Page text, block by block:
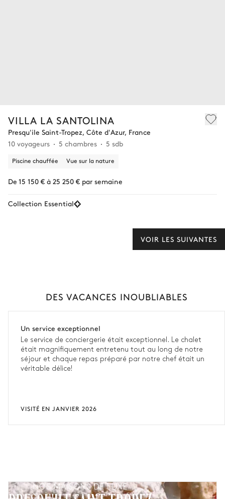
VILLA LA SANTOLINA
Presqu'ile Saint-Tropez, Côte d'Azur, France
10 voyageurs
5 chambres 5 sdb
Piscine chauffée Vue sur la nature
De 15 150 € à 25 250 € par semaine
Collection Essential
VOIR LES SUIVANTES
DES VACANCES INOUBLIABLES
Un service exceptionnel
Le service de conciergerie était exceptionnel. Le chalet
était magnifiquement entretenu tout au long de notre
séjour et chaque repas préparé par notre chef était un
véritable délice!
VISITÉ EN JANVIER 2026
NOS MAISONS DE LUXE